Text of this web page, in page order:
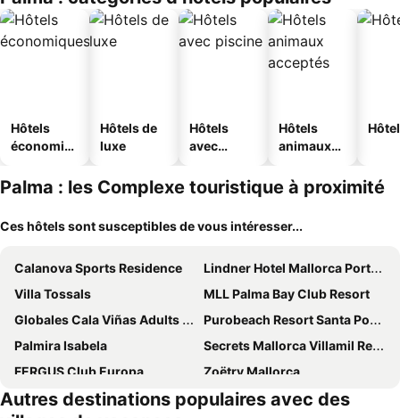
Hôtels
économiq
Hôtels de
luxe
Hôtels
avec
Hôtels
animaux
Palma : les Complexe touristique à proximité
Ces hôtels sont susceptibles de vous intéresser...
Calanova Sports Residence
Lindner Hotel Mallorca Portals Nous, part of JdV by Hyatt
Villa Tossals
MLL Palma Bay Club Resort
Globales Cala Viñas Adults Only 16+
Purobeach Resort Santa Ponsa
Palmira Isabela
Secrets Mallorca Villamil Resort & Spa - Adults Only
FERGUS Club Europa
Zoëtry Mallorca
Autres destinations populaires avec des